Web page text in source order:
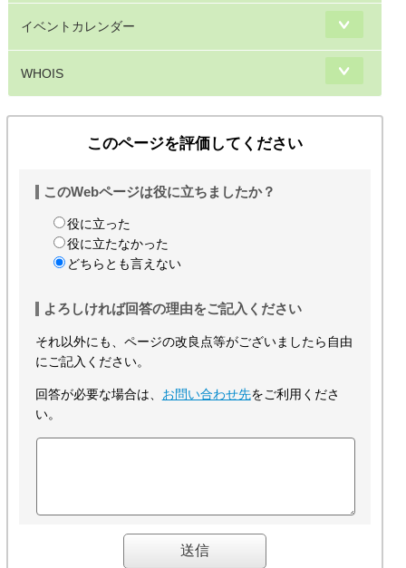
イベントカレンダー
WHOIS
このページを評価してください
このWebページは役に立ちましたか？
役に立った
役に立たなかった
どちらとも言えない
よろしければ回答の理由をご記入ください
それ以外にも、ページの改良点等がございましたら自由
にご記入ください。
回答が必要な場合は、 お問い合わせ先をご利用くださ
い。